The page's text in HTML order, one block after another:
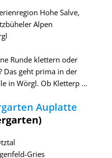
Hohe Salve,
Alpen
Runde klettern oder
Das geht prima in der
in Wörgl. Ob Kletterp ...
Auplatte
Gries